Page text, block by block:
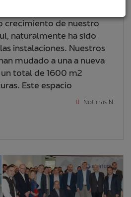
crecimiento de nuestro
naturalmente ha sido
instalaciones. Nuestros
mudado a una a nueva
total de 1600 m2
Este espacio
Noticias N